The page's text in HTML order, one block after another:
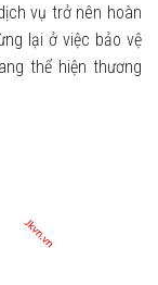
vụ trở nên hoàn
lại ở việc bảo vệ
thể hiện thương